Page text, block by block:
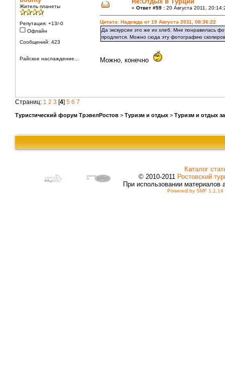
Житель планеты
Репутация: +13/-0
Офлайн
Сообщений: 423
Райское наслаждение...
« Ответ #59 : 20 Августа 2011,
Цитата: Надежда от 19 Августа 2011, 08:36:22
Да экскурсии это же их хлеб. Мне понравилась
продлится. Можно сюда эту фотографию
Можно, конечно
Страниц: 1 2 3 [4] 5 6 7
Туристический форум ТрэвелРостов > Туризм и отдых > Туризм и отдых
Каталог
© 2010-2011 Ростовский
При использовании материалов
Powered by SMF 1.1.14